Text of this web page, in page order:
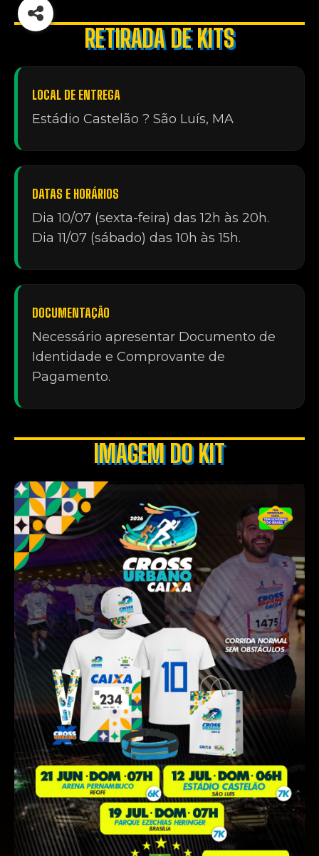
RETIRADA DE KITS
LOCAL DE ENTREGA
Estádio Castelão ? São Luís, MA
DATAS E HORÁRIOS
Dia 10/07 (sexta-feira) das 12h às 20h.
Dia 11/07 (sábado) das 10h às 15h.
DOCUMENTAÇÃO
Necessário apresentar Documento de
Identidade e Comprovante de
Pagamento.
IMAGEM DO KIT